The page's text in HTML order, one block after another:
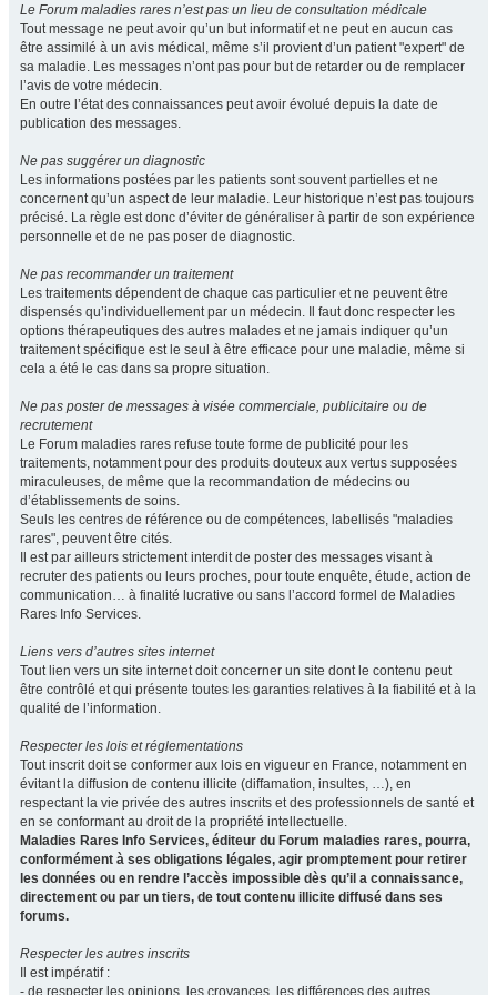
Le Forum maladies rares n’est pas un lieu de consultation médicale
Tout message ne peut avoir qu’un but informatif et ne peut en aucun cas
être assimilé à un avis médical, même s’il provient d’un patient "expert" de
sa maladie. Les messages n’ont pas pour but de retarder ou de remplacer
l’avis de votre médecin.
En outre l’état des connaissances peut avoir évolué depuis la date de
publication des messages.
Ne pas suggérer un diagnostic
Les informations postées par les patients sont souvent partielles et ne
concernent qu’un aspect de leur maladie. Leur historique n’est pas toujours
précisé. La règle est donc d’éviter de généraliser à partir de son expérience
personnelle et de ne pas poser de diagnostic.
Ne pas recommander un traitement
Les traitements dépendent de chaque cas particulier et ne peuvent être
dispensés qu’individuellement par un médecin. Il faut donc respecter les
options thérapeutiques des autres malades et ne jamais indiquer qu’un
traitement spécifique est le seul à être efficace pour une maladie, même si
cela a été le cas dans sa propre situation.
Ne pas poster de messages à visée commerciale, publicitaire ou de
recrutement
Le Forum maladies rares refuse toute forme de publicité pour les
traitements, notamment pour des produits douteux aux vertus supposées
miraculeuses, de même que la recommandation de médecins ou
d’établissements de soins.
Seuls les centres de référence ou de compétences, labellisés "maladies
rares", peuvent être cités.
Il est par ailleurs strictement interdit de poster des messages visant à
recruter des patients ou leurs proches, pour toute enquête, étude, action de
communication… à finalité lucrative ou sans l’accord formel de Maladies
Rares Info Services.
Liens vers d’autres sites internet
Tout lien vers un site internet doit concerner un site dont le contenu peut
être contrôlé et qui présente toutes les garanties relatives à la fiabilité et à la
qualité de l’information.
Respecter les lois et réglementations
Tout inscrit doit se conformer aux lois en vigueur en France, notamment en
évitant la diffusion de contenu illicite (diffamation, insultes, …), en
respectant la vie privée des autres inscrits et des professionnels de santé et
en se conformant au droit de la propriété intellectuelle.
Maladies Rares Info Services, éditeur du Forum maladies rares, pourra,
conformément à ses obligations légales, agir promptement pour retirer
les données ou en rendre l’accès impossible dès qu’il a connaissance,
directement ou par un tiers, de tout contenu illicite diffusé dans ses
forums.
Respecter les autres inscrits
Il est impératif :
- de respecter les opinions, les croyances, les différences des autres